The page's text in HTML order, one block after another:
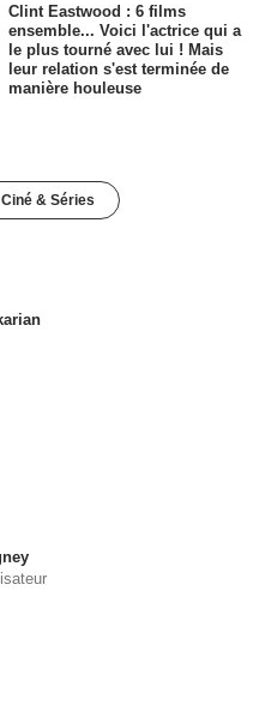
Clint Eastwood : 6 films
ensemble... Voici l'actrice qui a
le plus tourné avec lui ! Mais
leur relation s'est terminée de
manière houleuse
& Séries